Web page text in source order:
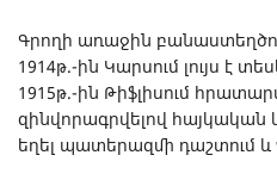
Գրողի առաջին
1914թ.-ին Կարսում լույս է
1915թ.-ին Թիֆլիսում
զինվորագրվելով
եղել պատերազմի դաշտում և